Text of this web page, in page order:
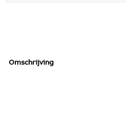
Omschrijving